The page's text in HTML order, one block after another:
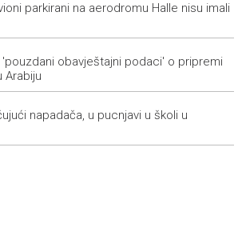
pokazala je da poštuje Hrvatsku
povodom Dana grada
Krajine nikad i niko nije slomio
2026.' okupit će domaće ugostitelje i
parkirani na aerodromu Halle nisu imali
'pouzdani obavještajni podaci' o pripremi
Arabiju
napadača, u pucnjavi u školi u